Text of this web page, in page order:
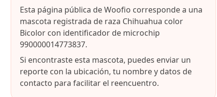
Esta página pública de Woofio corresponde a una
mascota registrada de raza Chihuahua color
Bicolor con identificador de microchip
990000014773837.
Si encontraste esta mascota, puedes enviar un
reporte con la ubicación, tu nombre y datos de
contacto para facilitar el reencuentro.